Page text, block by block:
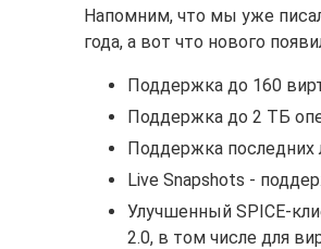
Напомним, что мы уже
года, а вот что нового
Поддержка до 160
Поддержка до 2 ТБ
Поддержка последних
Live Snapshots -
Улучшенный SPICE-
2.0, в том числе для